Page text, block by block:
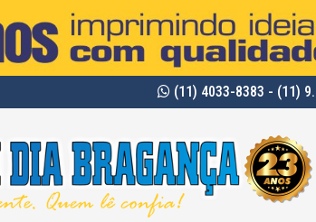
(11) 4033-8383 - (11)